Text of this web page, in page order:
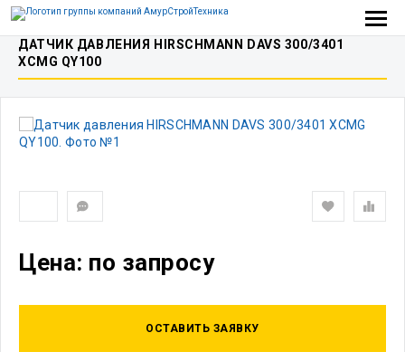
ДАТЧИК ДАВЛЕНИЯ HIRSCHMANN DAVS 300/3401
XCMG QY100
Цена: по запросу
ОСТАВИТЬ ЗАЯВКУ